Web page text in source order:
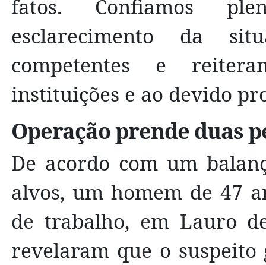
fatos. Confiamos
esclarecimento da
competentes e
instituições e ao devido
Operação prende duas
De acordo com um
alvos, um homem de 47
de trabalho, em Lauro
revelaram que o